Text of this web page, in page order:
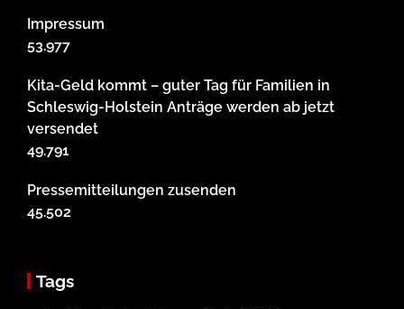
Impressum
53.977
Kita-Geld kommt – guter Tag für Familien in
Schleswig-Holstein Anträge werden ab jetzt
versendet
49.791
Pressemitteilungen zusenden
45.502
Tags